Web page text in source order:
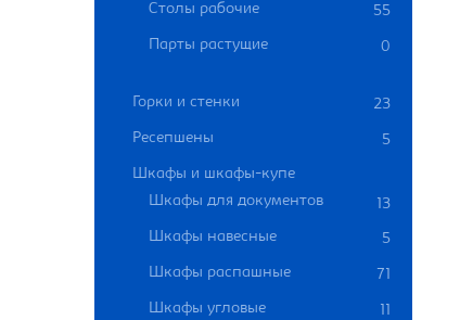
Столы рабочие 55
Парты растущие 0
Горки и стенки 23
Ресепшены 5
Шкафы и шкафы-купе
Шкафы для документов
13
Шкафы навесные
5
Шкафы распашные 71
Шкафы угловые 11